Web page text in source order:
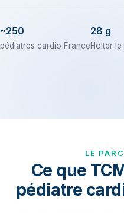
~250
pédiatres cardio France
28 g
Holter
pendant 24
LE
Ce que
pédiatre